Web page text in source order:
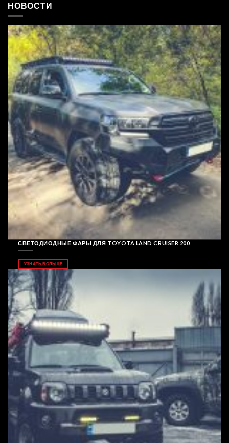
НОВОСТИ
СВЕТОДИОДНЫЕ ФАРЫ ДЛЯ TOYOTA LAND CRUISER 200
УЗНАТЬ БОЛЬШЕ